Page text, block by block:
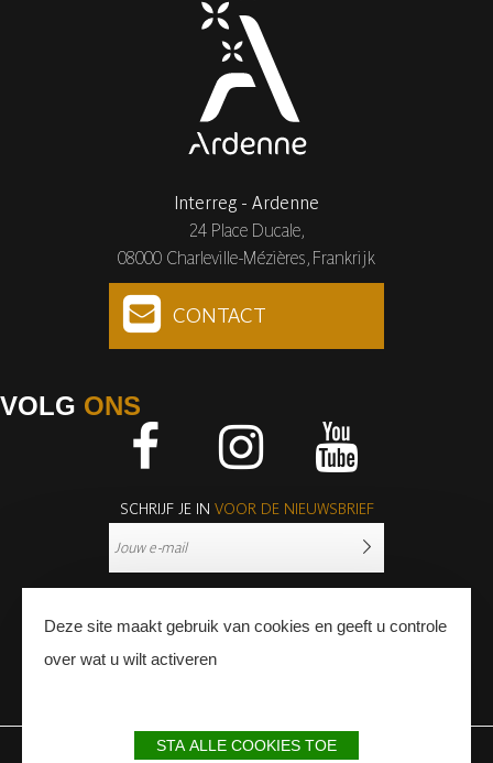
Interreg - Ardenne
24 Place Ducale,
08000 Charleville-Mézières, Frankrijk
CONTACT
VOLG ONS
SCHRIJF JE IN VOOR DE NIEUWSBRIEF
Deze site maakt gebruik van cookies en geeft u controle
over wat u wilt activeren
STA ALLE COOKIES TOE